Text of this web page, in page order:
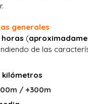
generales
horas (
de las
kilómetros
/ +300m